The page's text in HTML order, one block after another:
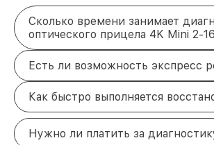
Сколько времени занимает
оптического прицела 4K Mini 2-
Есть ли возможность экспресс
Как быстро выполняется
Нужно ли платить за